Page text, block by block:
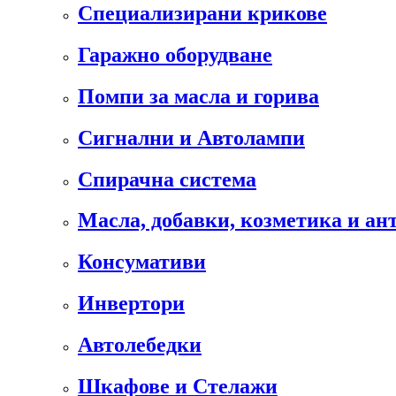
Специализирани крикове
Гаражно оборудване
Помпи за масла и горива
Сигнални и Автолампи
Спирачна система
Масла, добавки, козметика и
Консумативи
Инвертори
Автолебедки
Шкафове и Стелажи